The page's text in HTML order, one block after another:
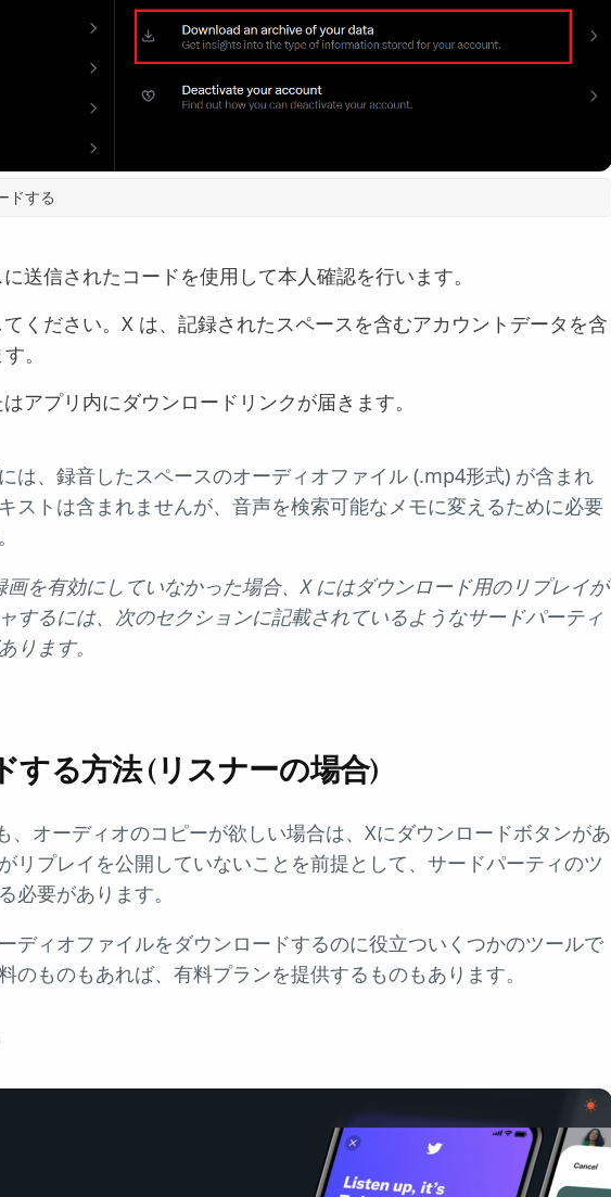
ドする
送信されたコードを使用して本人確認を行います。
ください。X は、記録されたスペースを含むアカウントデータを含
。
アプリ内にダウンロードリンクが届きます。
は、録音したスペースのオーディオファイル (.mp4形式) が含まれ
ストは含まれませんが、音声を検索可能なメモに変えるために必要
を有効にしていなかった場合、X にはダウンロード用のリプレイが
するには、次のセクションに記載されているようなサードパーティ
ります。
する方法 (リスナーの場合)
、オーディオのコピーが欲しい場合は、Xにダウンロードボタンがあ
リプレイを公開していないことを前提として、サードパーティのツ
必要があります。
ディオファイルをダウンロードするのに役立ついくつかのツールで
のものもあれば、有料プランを提供するものもあります。